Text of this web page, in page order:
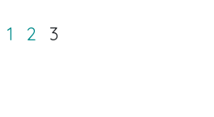
1 2 3